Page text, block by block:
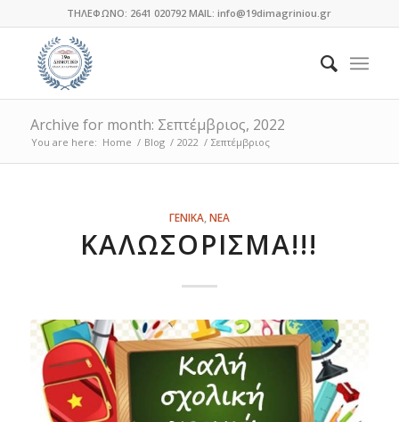
ΤΗΛΕΦΩΝΟ: 2641 020792 MAIL: info@19dimagriniou.gr
Archive for month: Σεπτέμβριος, 2022
You are here: Home / Blog / 2022 / Σεπτέμβριος
ΓΕΝΙΚΑ, ΝΕΑ
ΚΑΛΩΣΌΡΙΣΜΑ!!!